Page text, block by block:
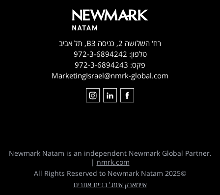
רח' השלושה 2, כניסה B3, תל אביב
טלפון: 972-3-6894242
פקס: 972-3-6894243
MarketingIsrael@nmrk-global.com
Newmark Natam is an independent Newmark Global Partner.
| nmrk.com
©2025 All Rights Reserved to Newmark Natam
איימארק אימג' בניית אתרים